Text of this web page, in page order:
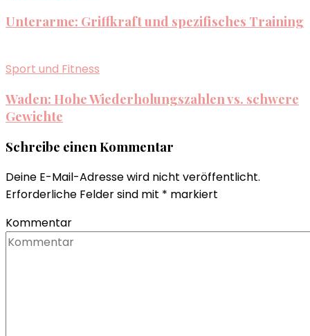
Unterarme: Griffkraft und spezifisches Training
Sport und Fitness
Waden: Hohe Wiederholungszahlen vs. schwere
Gewichte
Schreibe einen Kommentar
Deine E-Mail-Adresse wird nicht veröffentlicht.
Erforderliche Felder sind mit * markiert
Kommentar